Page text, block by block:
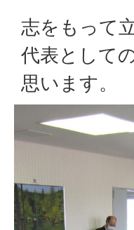
志をもって
代表として
思います。